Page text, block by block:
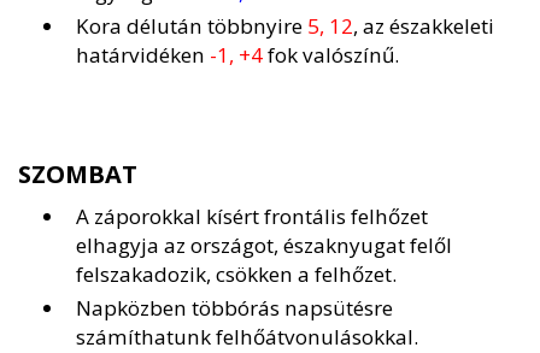
Kora délután többnyire 5, 12, az északkeleti
határvidéken -1, +4fok valószínű.
SZOMBAT
A záporokkal kísért frontális felhőzet
elhagyja az országot, északnyugat felől
felszakadozik, csökken a felhőzet.
Napközben többórás napsütésre
számíthatunk felhőátvonulásokkal.